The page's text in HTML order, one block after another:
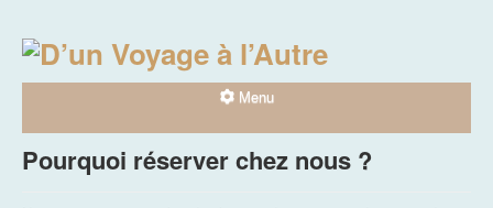
Menu
Pourquoi réserver chez nous ?